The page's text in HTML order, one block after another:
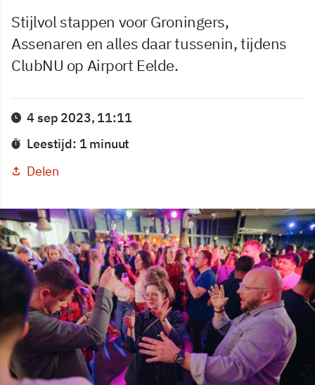
Stijlvol stappen voor Groningers,
Assenaren en alles daar tussenin, tijdens
ClubNU op Airport Eelde.
4 sep 2023, 11:11
Leestijd: 1 minuut
Delen